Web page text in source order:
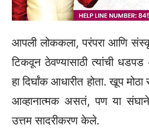
आपली लोककला, परंपरा आणि
टिकवून ठेवण्यासाठी त्यांची
हा दिर्घांक आधारीत होता. खूप
आव्हानात्मक असतं, पण या
उत्तम सादरीकरण केले.